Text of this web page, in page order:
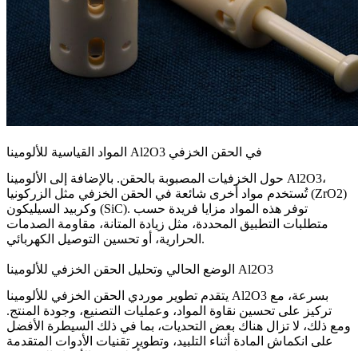
المواد القياسية للألومينا Al2O3 في الحقن الخزفي
حول الخزفيات المصبوبة بالحقن. بالإضافة إلى الألومينا Al2O3،
تُستخدم مواد أخرى شائعة في الحقن الخزفي مثل الزركونيا (ZrO2)
وكربيد السيليكون (SiC). توفر هذه المواد مزايا فريدة حسب
متطلبات التطبيق المحددة، مثل زيادة المتانة، مقاومة الصدمات
الحرارية، أو تحسين التوصيل الكهربائي.
الوضع الحالي وتحليل الحقن الخزفي للألومينا Al2O3
يتقدم تطوير موردي الحقن الخزفي للألومينا Al2O3 بسرعة، مع
تركيز على تحسين نقاوة المواد، وعمليات التصنيع، وجودة المنتج.
ومع ذلك، لا تزال هناك بعض التحديات، بما في ذلك السيطرة الأفضل
على انكماش المادة أثناء التلبيد، وتطوير تقنيات الأدوات المتقدمة